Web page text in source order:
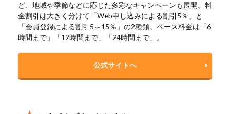
ど、地域や季節などに応じた多彩なキャンペーンも展開。料
金割引は大きく分けて「Web申し込みによる割引5％」と
「会員登録による割引5～15％」の2種類。ベース料金は「6
時間まで」「12時間まで」「24時間まで」。
公式サイトへ